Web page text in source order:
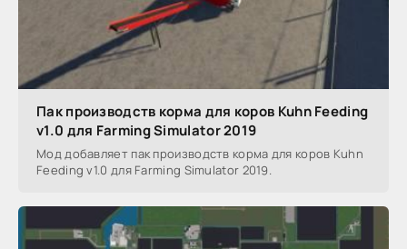
Пак производств корма для коров Kuhn Feeding
v1.0 для Farming Simulator 2019
Мод добавляет пак производств корма для коров Kuhn
Feeding v1.0 для Farming Simulator 2019.